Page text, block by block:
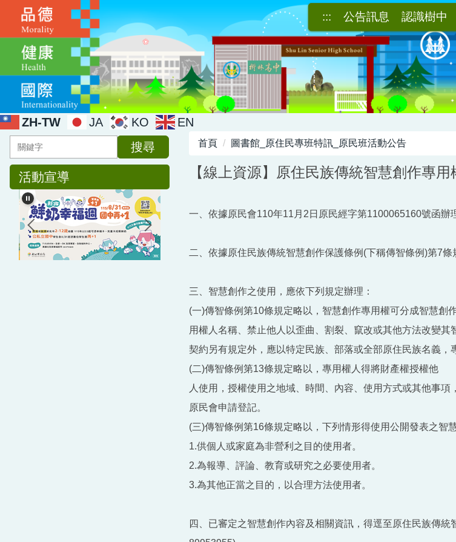
主
::: 公告訊息 認識樹中
ZH-TW JA KO
EN
搜尋
活動宣導
首頁 圖書館_原住民專班特訊_原民班活動公告
【線上資源】原住民族傳統智慧創作專
一、依據原民會110年11月2日原民經字第1100065160號函辦
二、依據原住民族傳統智慧創作保護條例(下稱傳智條例)第7
三、智慧創作之使用，應依下列規定辦理：
(一)傳智條例第10條規定略以，智慧創作專用權可分成智慧
用權人名稱、禁止他人以歪曲、割裂、竄改或其他方法改變
契約另有規定外，應以特定民族、部落或全部原住民族名義，
(二)傳智條例第13條規定略以，專用權人得將財產權授權他
人使用，授權使用之地域、時間、內容、使用方式或其他事
原民會申請登記。
(三)傳智條例第16條規定略以，下列情形得使用公開發表之智
1.供個人或家庭為非營利之目的使用者。
2.為報導、評論、教育或研究之必要使用者。
3.為其他正當之目的，以合理方法使用者。
四、已審定之智慧創作內容及相關資訊，得逕至原住民族傳